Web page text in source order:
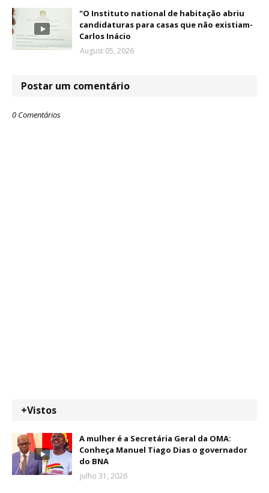
"O Instituto national de habitação abriu
candidaturas para casas que não existiam-
Carlos Inácio
August 05, 2026
Postar um comentário
0 Comentários
+Vistos
A mulher é a Secretária Geral da OMA:
Conheça Manuel Tiago Dias o governador
do BNA
julho 31, 2026